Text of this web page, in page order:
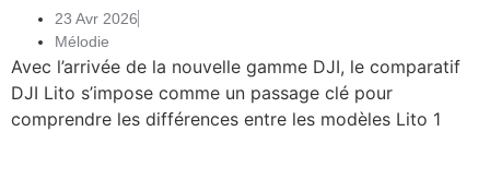
23 Avr 2026
Mélodie
Avec l’arrivée de la nouvelle gamme DJI, le comparatif
DJI Lito s’impose comme un passage clé pour
comprendre les différences entre les modèles Lito 1